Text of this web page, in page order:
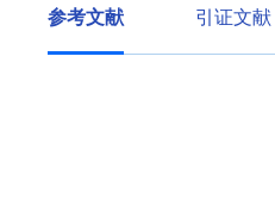
参考文献 引证文献